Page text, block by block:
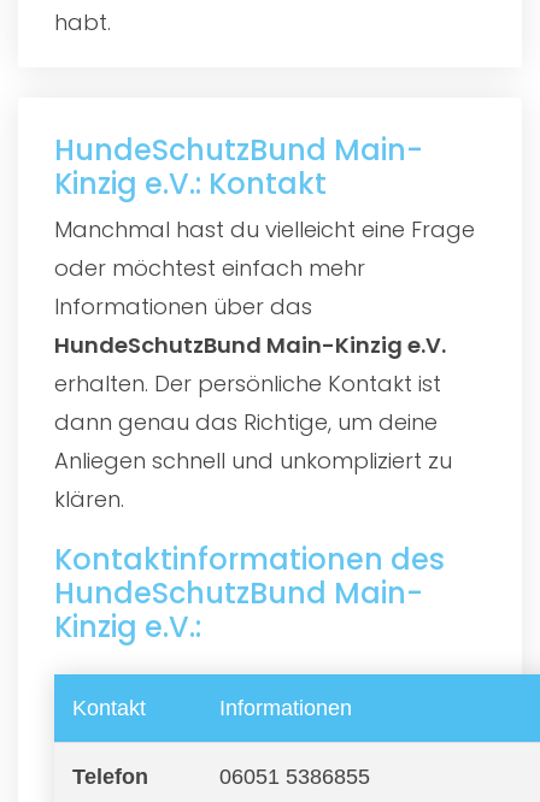
habt.
HundeSchutzBund Main-
Kinzig e.V.: Kontakt
Manchmal hast du vielleicht eine Frage
oder möchtest einfach mehr
Informationen über das
HundeSchutzBund Main-Kinzig e.V.
erhalten. Der persönliche Kontakt ist
dann genau das Richtige, um deine
Anliegen schnell und unkompliziert zu
klären.
Kontaktinformationen des
HundeSchutzBund Main-
Kinzig e.V.:
Kontakt Informationen
Telefon 06051 5386855